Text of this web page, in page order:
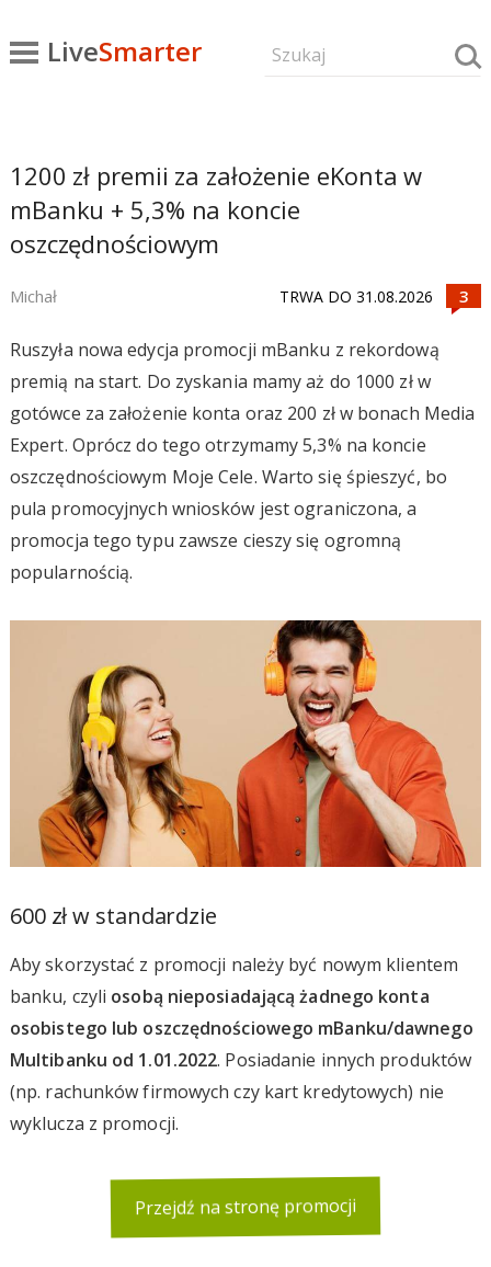
LiveSmarter
1200 zł premii za założenie eKonta w
mBanku + 5,3% na koncie
oszczędnościowym
Michał TRWA DO 31.08.2026
Ruszyła nowa edycja promocji mBanku z rekordową
premią na start. Do zyskania mamy aż do 1000 zł w
gotówce za założenie konta oraz 200 zł w bonach Media
Expert. Oprócz do tego otrzymamy 5,3% na koncie
oszczędnościowym Moje Cele. Warto się śpieszyć, bo
pula promocyjnych wniosków jest ograniczona, a
promocja tego typu zawsze cieszy się ogromną
popularnością.
600 zł w standardzie
Aby skorzystać z promocji należy być nowym klientem
banku, czyli osobą nieposiadającą żadnego konta
osobistego lub oszczędnościowego mBanku/dawnego
Multibanku od 1.01.2022. Posiadanie innych produktów
(np. rachunków firmowych czy kart kredytowych) nie
wyklucza z promocji.
Przejdź na stronę promocji